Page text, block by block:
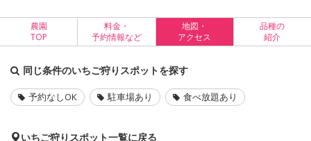
農園
TOP
料金・
予約情報など
地図・
アクセス
品種の
紹介
同じ条件のいちご狩りスポットを探す
予約なしOK 駐車場あり 食べ放題あり
いちご狩りスポット一覧に戻る